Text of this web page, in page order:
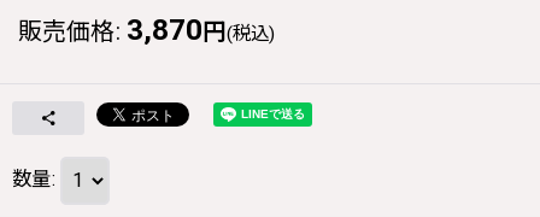
販売価格: 3,870 円 (税込)
数量: